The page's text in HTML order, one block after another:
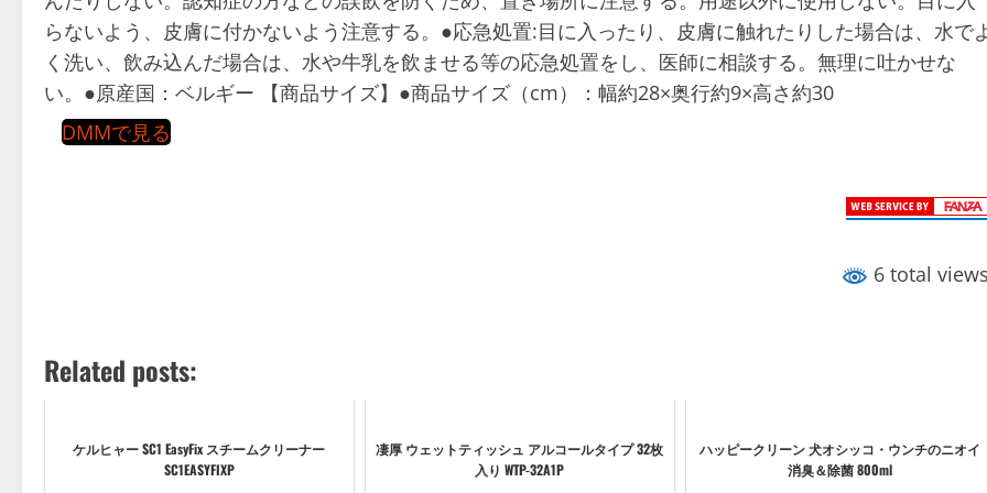
らないよう、皮膚に付かないよう注意する。●応急処置:目に入ったり、皮膚に触れたりした場合は、水で
く洗い、飲み込んだ場合は、水や牛乳を飲ませる等の応急処置をし、医師に相談する。無理に吐かせな
い。●原産国：ベルギー 【商品サイズ】●商品サイズ（cm）：幅約28×奥行約9×高さ約30
DMMで見る
6 total
Related posts:
ケルヒャー SC1 EasyFix スチームクリーナー
SC1EASYFIXP
凄厚 ウェットティッシュ アルコールタイプ 32枚
入り WTP-32A1P
ハッピークリーン 犬オシッコ・ウンチのニオイ
消臭＆除菌 800ml